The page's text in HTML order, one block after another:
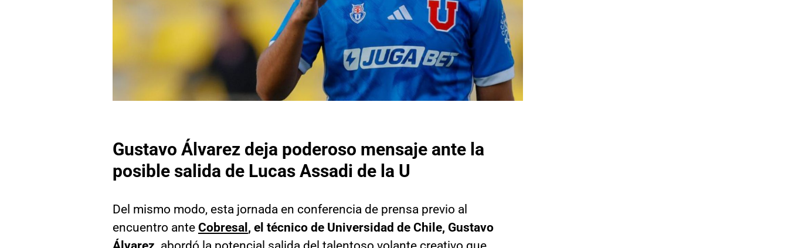
Gustavo Álvarez deja poderoso mensaje ante la
posible salida de Lucas Assadi de la U
Del mismo modo, esta jornada en conferencia de prensa previo al
encuentro ante Cobresal , el técnico de Universidad de Chile, Gustavo